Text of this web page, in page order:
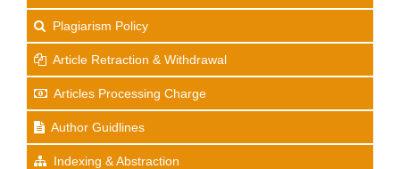
Plagiarism Policy
Article Retraction & Withdrawal
Articles Processing Charge
Author Guidlines
Indexing & Abstraction